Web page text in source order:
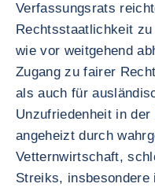
Verfassungsrats
Rechtsstaatlichkeit
wie vor weitgehend
Zugang zu fairer
als auch für
Unzufriedenheit in
angeheizt durch
Vetternwirtschaft,
Streiks,